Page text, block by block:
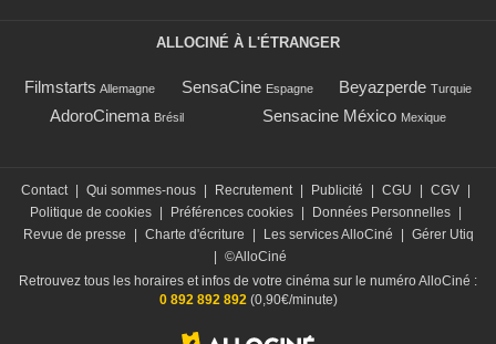
ALLOCINÉ À L'ÉTRANGER
Filmstarts Allemagne SensaCine Espagne Beyazperde Turquie
AdoroCinema Brésil Sensacine México Mexique
Contact Qui sommes-nous Recrutement Publicité CGU CGV
Politique de cookies
Préférences cookies Données Personnelles
Revue de presse
Charte d'écriture Les services AlloCiné
Gérer Utiq
©AlloCiné
Retrouvez tous les horaires et infos de votre cinéma sur le numéro AlloCiné :
0 892 892 892(0,90€/minute)